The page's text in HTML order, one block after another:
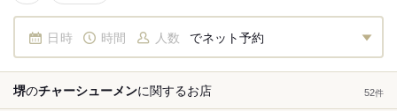
日時 時間 人数 でネット予約
堺のチャーシューメンに関するお店 52件